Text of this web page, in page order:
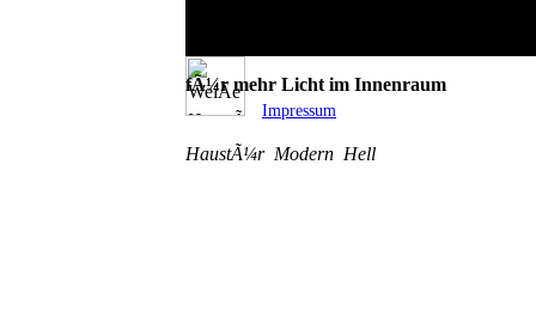
fÃ¼r mehr Licht im Innenraum
Impressum
HaustÃ¼r Modern Hell